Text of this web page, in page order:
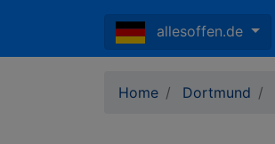
allesoffen.de
Home Dortmund